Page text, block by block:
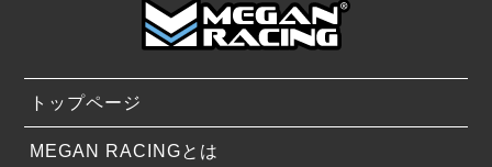
トップページ
MEGAN RACINGとは